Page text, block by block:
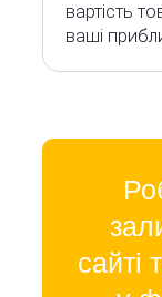
вартість
ваші
сайті